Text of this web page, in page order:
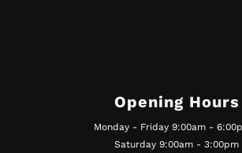
Opening Hours
Monday - Friday 9:00am -
Saturday 9:00am - 3:00pm